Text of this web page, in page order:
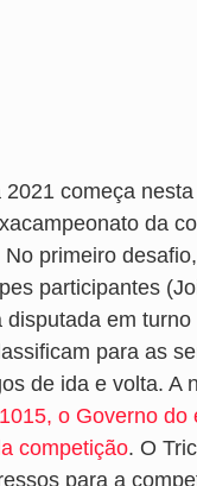
começa
da
primeiro
participantes
em
para as
de ida e volta. A
o Governo
competição. O
para a